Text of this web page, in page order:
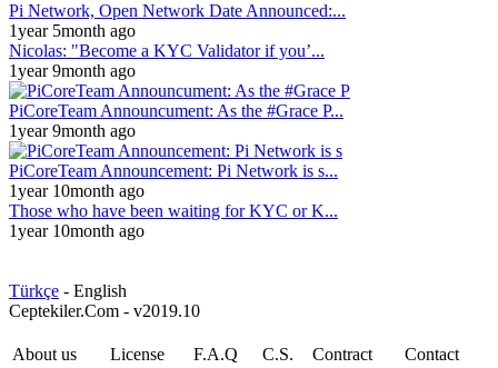
Pi Network, Open Network Date Announced:...
1year 5month ago
Nicolas: "Become a KYC Validator if you’...
1year 9month ago
PiCoreTeam Announcument: As the #Grace P...
1year 9month ago
PiCoreTeam Announcement: Pi Network is s...
1year 10month ago
Those who have been waiting for KYC or K...
1year 10month ago
Türkçe - English
Ceptekiler.Com - v2019.10
About us License F.A.Q C.S. Contract Contact